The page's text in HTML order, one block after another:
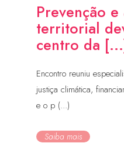
Prevenção e
territorial
centro da
Encontro reuniu
justiça climática,
e o p (...)
Saiba mais